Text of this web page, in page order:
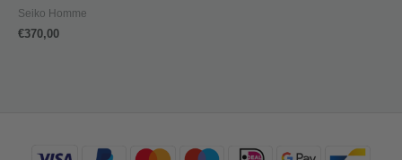
Seiko Homme
€370,00